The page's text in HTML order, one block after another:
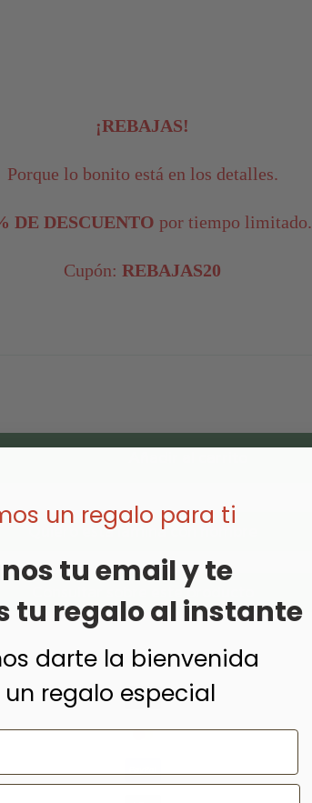
¡REBAJAS!
Porque lo bonito está en los detalles.
DE DESCUENTO por tiempo limitado.
Cupón:REBAJAS20
Quiero esta lámina con nombre
Consultar sobre este producto
Pago seguro garantizado
un regalo para ti
tu email y te
tu regalo al instante
darte la bienvenida
regalo especial